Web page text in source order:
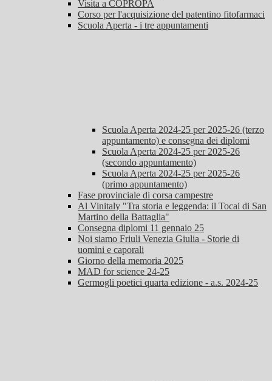
Visita a COPROPA
Corso per l'acquisizione del patentino fitofarmaci
Scuola Aperta - i tre appuntamenti
Scuola Aperta 2024-25 per 2025-26 (terzo
appuntamento) e consegna dei diplomi
Scuola Aperta 2024-25 per 2025-26
(secondo appuntamento)
Scuola Aperta 2024-25 per 2025-26
(primo appuntamento)
Fase provinciale di corsa campestre
Al Vinitaly "Tra storia e leggenda: il Tocai di San
Martino della Battaglia"
Consegna diplomi 11 gennaio 25
Noi siamo Friuli Venezia Giulia - Storie di
uomini e caporali
Giorno della memoria 2025
MAD for science 24-25
Germogli poetici quarta edizione - a.s. 2024-25